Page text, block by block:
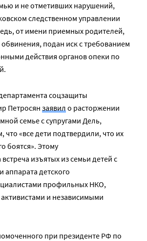
и не отметивших нарушений,
следственном управлении
от имени приемных родителей,
подан иск с требованием
действия органов опеки по
соцзащиты
Петросян заявило расторжении
семье с супругами Дель,
что «все дети подтвердили, что их
боятся». Этому
изъятых из семьи детей с
аппарата детского
профильных НКО,
и независимыми
при президенте РФ по